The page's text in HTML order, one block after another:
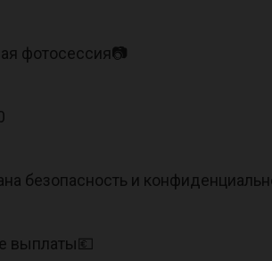
фотосессия📷
безопасность и
выплаты💶